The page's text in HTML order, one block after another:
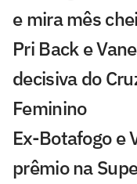
e mira mês
Pri Back e
decisiva do
Feminino
Ex-Botafogo e
prêmio na